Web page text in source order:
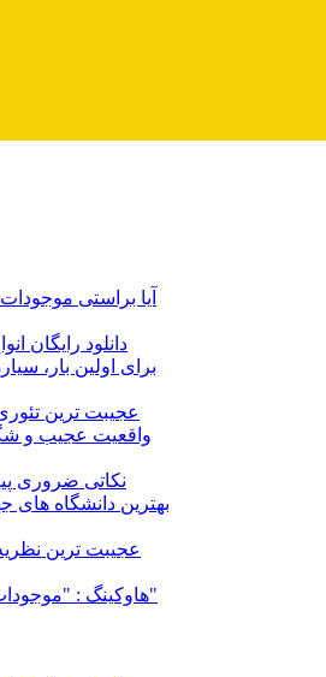
آیا براستی
دانلود رایگان
برای اولین بار،
عجیبت ترین
نکاتی ضروری
بهترین دانشگاه های
عجیبت ترین
هاوكينگ : "موجودات فضايي وجود دارند"